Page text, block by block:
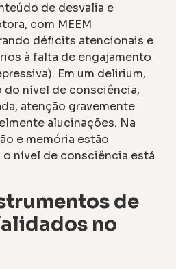
de desvalia e
com MEEM
déficits atencionais e
à falta de engajamento
Em um delirium,
do nível de consciência,
atenção gravemente
alucinações. Na
e memória estão
nível de consciência está
de
no